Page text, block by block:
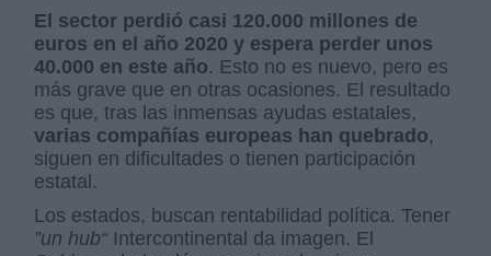
El sector perdió casi 120.000 millones de
euros en el año 2020 y espera perder unos
40.000 en este año. Esto no es nuevo, pero es
más grave que en otras ocasiones. El resultado
es que, tras las inmensas ayudas estatales,
varias compañías europeas han quebrado,
siguen en dificultades o tienen participación
estatal.
Los estados, buscan rentabilidad política. Tener
”un hub“ Intercontinental da imagen. El